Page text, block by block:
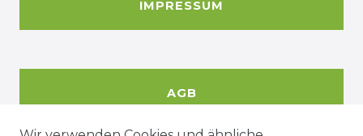
IMPRESSUM
AGB